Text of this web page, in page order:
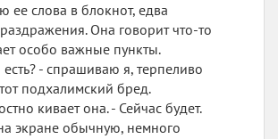
ее слова в блокнот, едва
Она говорит что-то
особо важные пункты.
- спрашиваю я, терпеливо
подхалимский бред.
кивает она. - Сейчас будет.
экране обычную, немного